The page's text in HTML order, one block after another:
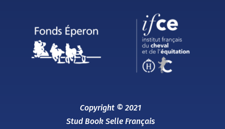
Copyright © 2021
Stud Book Selle Français